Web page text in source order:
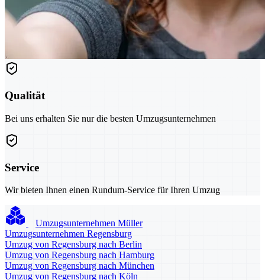
Qualität
Bei uns erhalten Sie nur die besten Umzugsunternehmen
Service
Wir bieten Ihnen einen Rundum-Service für Ihren Umzug
Umzugsunternehmen Müller
Umzugsunternehmen Regensburg
Umzug von Regensburg nach Berlin
Umzug von Regensburg nach Hamburg
Umzug von Regensburg nach München
Umzug von Regensburg nach Köln